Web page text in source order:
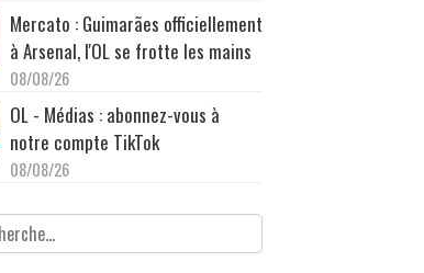
Mercato : Guimarães officiellement
à Arsenal, l'OL se frotte les mains
08/08/26
OL - Médias : abonnez-vous à
notre compte TikTok
08/08/26